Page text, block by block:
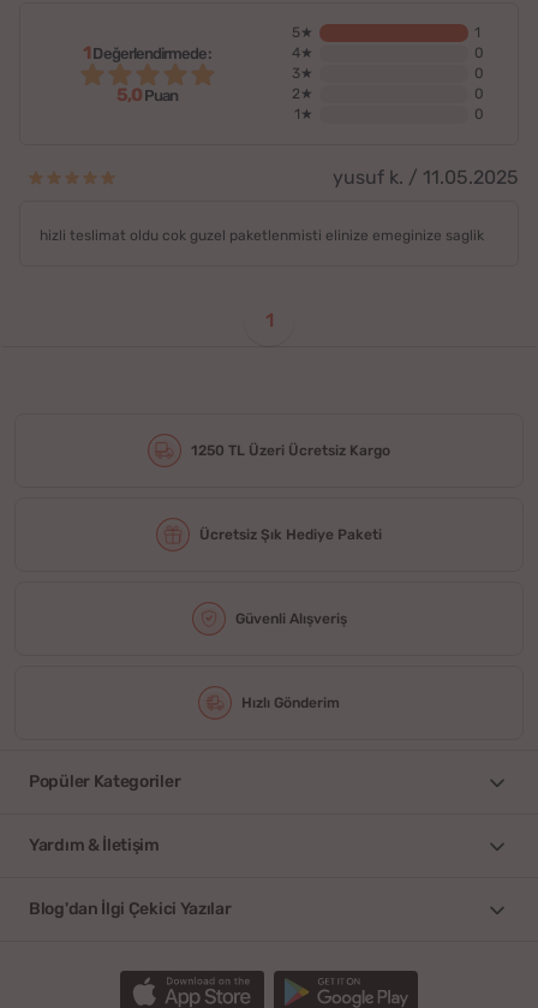
1 Değerlendirmede:
5,0Puan
5★
1
4★
0
3★
0
2★
0
1★
0
yusuf k. / 11.05.2025
hizli teslimat oldu cok guzel paketlenmisti elinize emeginize saglik
1
1250 TL Üzeri Ücretsiz Kargo
Ücretsiz Şık Hediye Paketi
Güvenli Alışveriş
Hızlı Gönderim
Popüler Kategoriler
Yardım & İletişim
Blog'dan İlgi Çekici Yazılar